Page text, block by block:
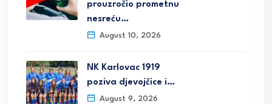
prouzročio prometnu
nesreću…
August 10, 2026
NK Karlovac 1919
poziva djevojčice i…
August 9, 2026